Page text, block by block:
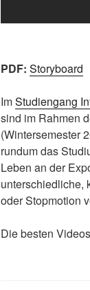
PDF: Storyboard
ImStudiengang
sind im Rahmen
(Wintersemester
rundum das
Leben an der
unterschiedliche,
oder Stopmotion
Die besten